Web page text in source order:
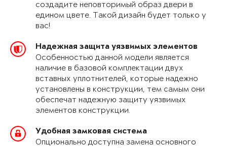
создадите неповторимый образ двери в
едином цвете. Такой дизайн будет только у
вас!
Надежная защита уязвимых элементов
Особенностью данной модели является
наличие в базовой комплектации двух
вставных уплотнителей, которые надежно
установлены в конструкции, тем самым они
обеспечат надежную защиту уязвимых
элементов конструкции.
Удобная замковая система
Опционально доступна замена основного